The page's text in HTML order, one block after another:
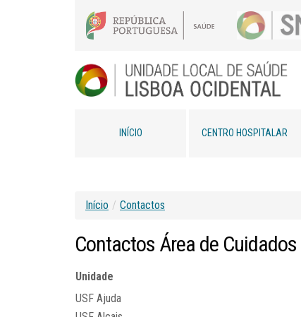
INÍCIO CENTRO HOSPITALAR
Início / Contactos
Contactos Área de Cuidados
Unidade
USF Ajuda